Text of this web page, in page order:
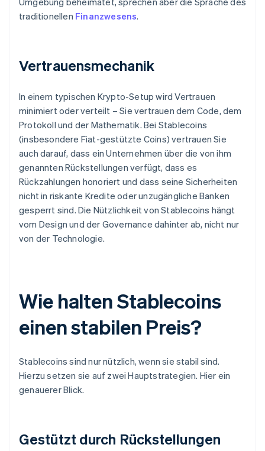
traditionellen Finanzwesens.
Vertrauensmechanik
In einem typischen Krypto-Setup wird Vertrauen
minimiert oder verteilt – Sie vertrauen dem Code, dem
Protokoll und der Mathematik. Bei Stablecoins
(insbesondere Fiat-gestützte Coins) vertrauen Sie
auch darauf, dass ein Unternehmen über die von ihm
genannten Rückstellungen verfügt, dass es
Rückzahlungen honoriert und dass seine Sicherheiten
nicht in riskante Kredite oder unzugängliche Banken
gesperrt sind. Die Nützlichkeit von Stablecoins hängt
vom Design und der Governance dahinter ab, nicht nur
von der Technologie.
Wie halten Stablecoins
einen stabilen Preis?
Stablecoins sind nur nützlich, wenn sie stabil sind.
Hierzu setzen sie auf zwei Hauptstrategien. Hier ein
genauerer Blick.
Gestützt durch Rückstellungen